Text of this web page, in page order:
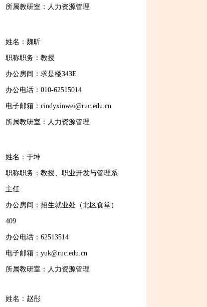
所属教研室：人力资源管理
姓名：魏昕
职称职务：教授
办公房间：求是楼343E
办公电话：010-62515014
电子邮箱：cindyxinwei@ruc.edu.cn
所属教研室：人力资源管理
姓名：于坤
职称职务：教授、职业开发与管理系
主任
办公房间：招生就业处（北区食堂）
409
办公电话：62513514
电子邮箱：yuk@ruc.edu.cn
所属教研室：人力资源管理
姓名：赵彤